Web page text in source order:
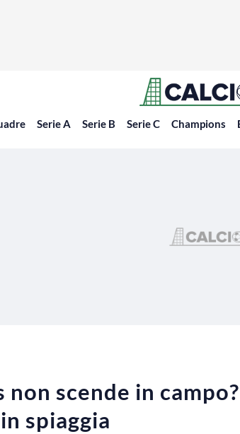
Serie A Serie B Serie C Champions
non scende in
spiaggia